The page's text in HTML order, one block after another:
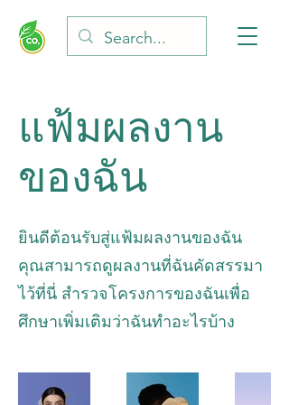
แฟ้มผลงาน
ของฉัน
ยินดีต้อนรับสู่แฟ้มผลงานของฉัน
คุณสามารถดูผลงานที่ฉันคัดสรรมา
ไว้ที่นี่ สำรวจโครงการของฉันเพื่อ
ศึกษาเพิ่มเติมว่าฉันทำอะไรบ้าง